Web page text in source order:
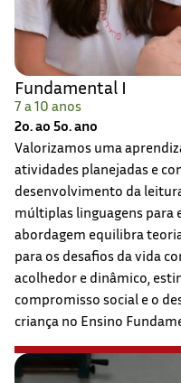
Fundamental I
7 a 10 anos
2o. ao 5o. ano
Valorizamos uma
atividades planejadas e
desenvolvimento da
múltiplas linguagens para
abordagem equilibra
para os desafios da vida
acolhedor e dinâmico,
compromisso social e o
criança no Ensino